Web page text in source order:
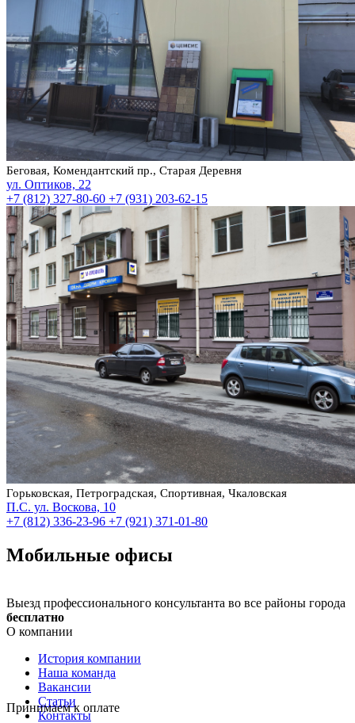
Беговая, Комендантский пр., Старая Деревня
ул. Оптиков, 22
+7 (812) 327-80-60 +7 (931) 203-62-15
Горьковская, Петроградская, Спортивная, Чкаловская
П.С. ул. Воскова, 10
+7 (812) 336-23-96 +7 (921) 371-01-80
Мобильные офисы
Выезд профессионального консультанта во все районы города
бесплатно
О компании
История компании
Наша команда
Вакансии
Статьи
Контакты
Принимаем к оплате